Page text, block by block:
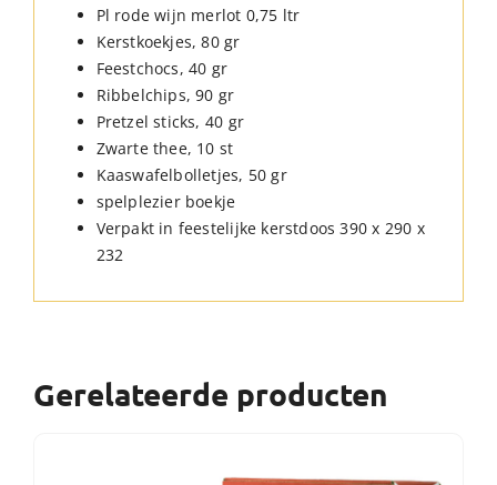
Pl rode wijn merlot 0,75 ltr
Kerstkoekjes, 80 gr
Feestchocs, 40 gr
Ribbelchips, 90 gr
Pretzel sticks, 40 gr
Zwarte thee, 10 st
Kaaswafelbolletjes, 50 gr
spelplezier boekje
Verpakt in feestelijke kerstdoos 390 x 290 x
232
Gerelateerde producten